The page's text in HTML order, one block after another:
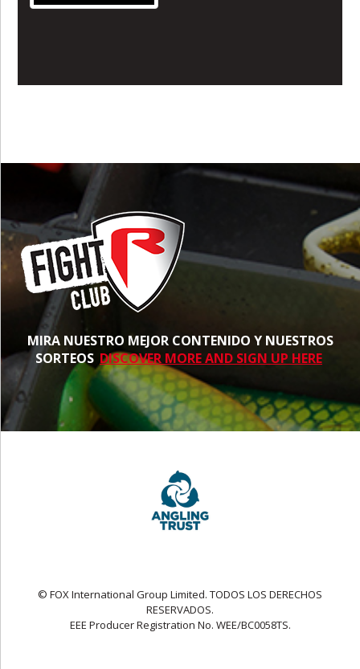
MIRA NUESTRO MEJOR CONTENIDO Y NUESTROS
SORTEOS DISCOVER MORE AND SIGN UP HERE
© FOX International Group Limited. TODOS LOS DERECHOS
RESERVADOS.
EEE Producer Registration No. WEE/BC0058TS.